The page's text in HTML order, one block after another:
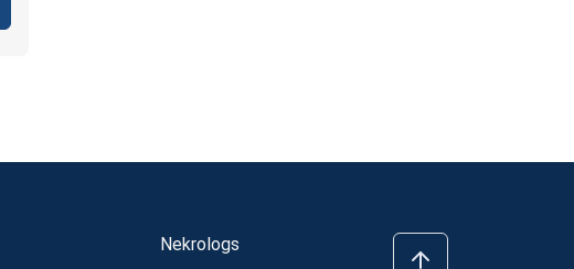
Nekrologs